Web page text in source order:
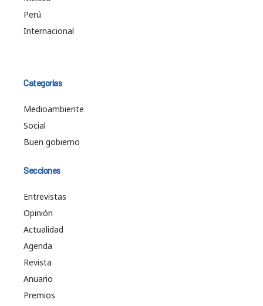
Perú
Internacional
Categorías
Medioambiente
Social
Buen gobierno
Secciones
Entrevistas
Opinión
Actualidad
Agenda
Revista
Anuario
Premios